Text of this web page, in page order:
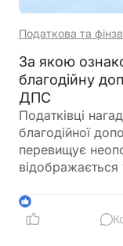
Податкова та
За якою
благодійну
ДПС
Податківці
благодійної
перевищує
НПД за ознакою
1